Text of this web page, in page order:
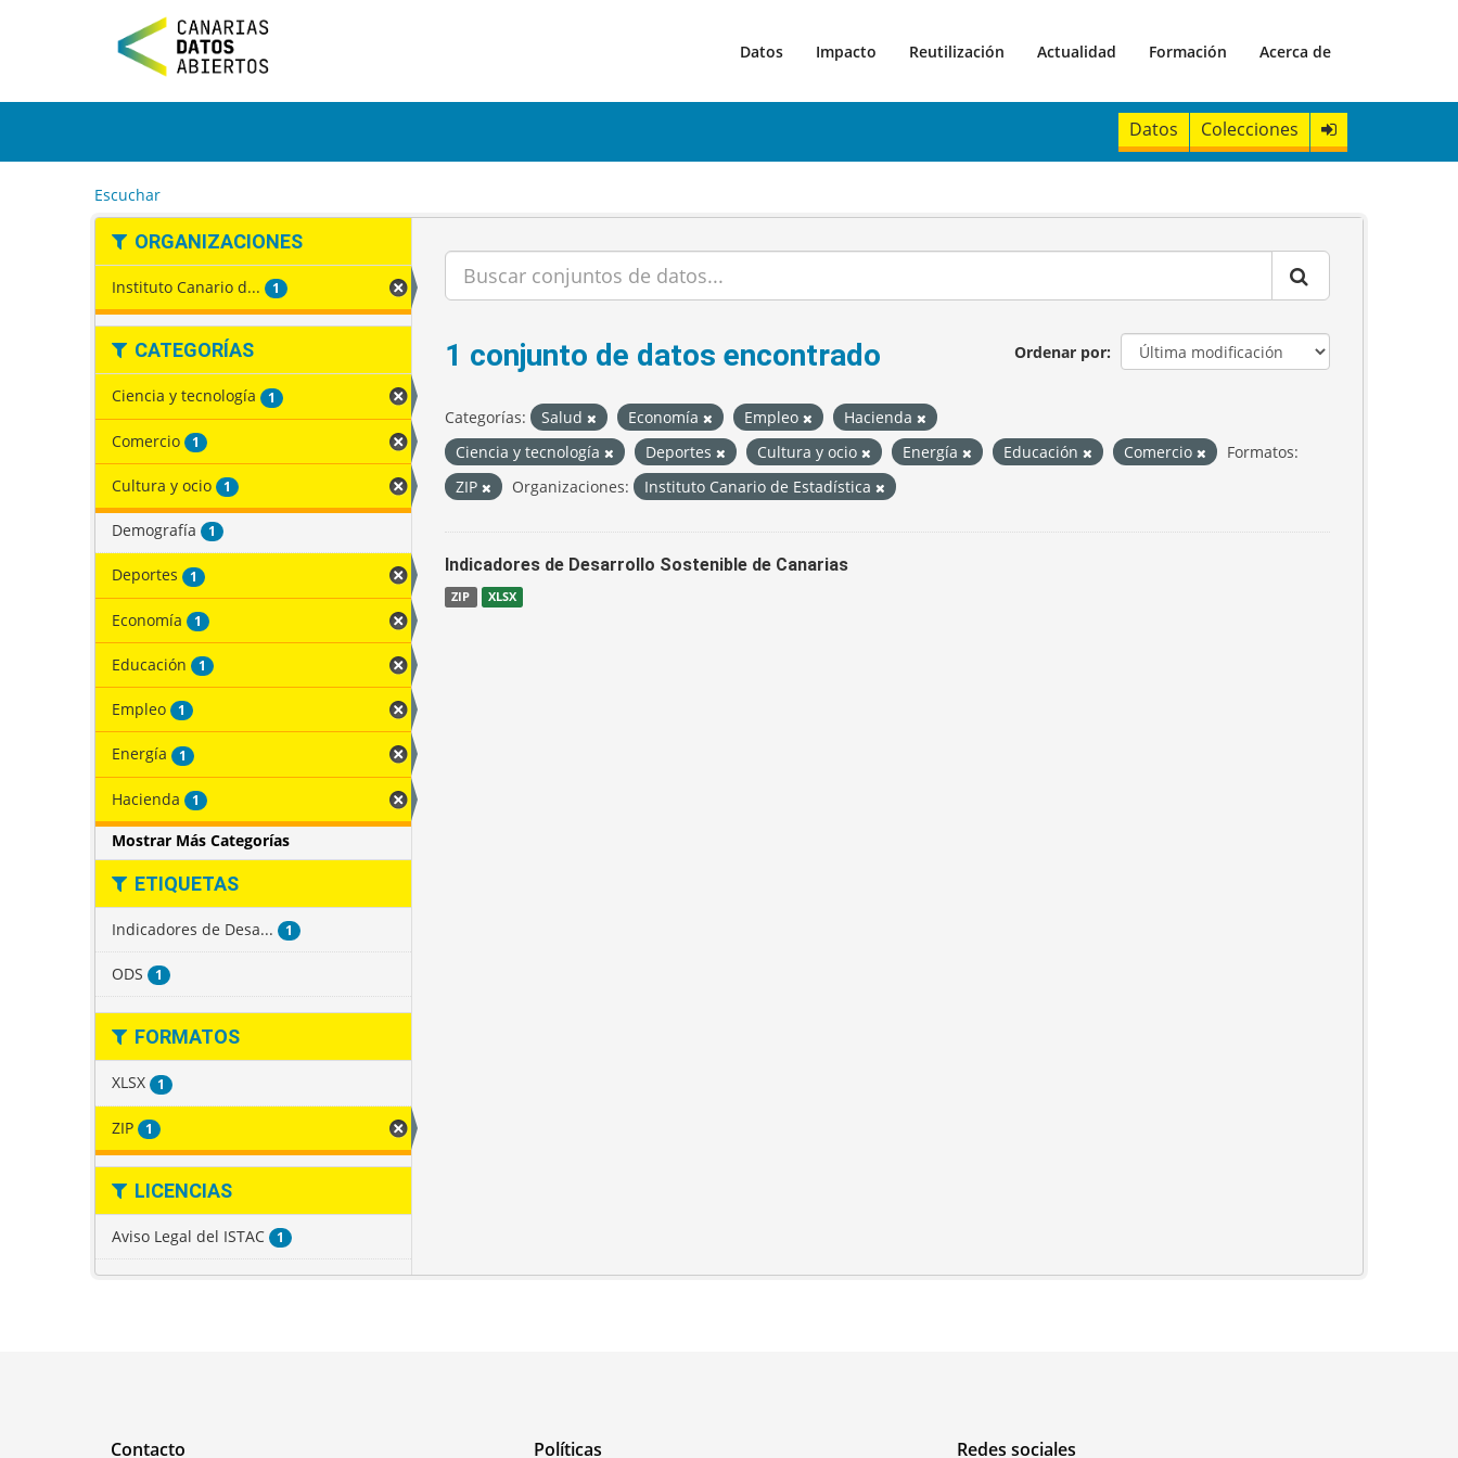
t
Datos Impacto Reutilización Actualidad Formación Acerca de
Datos Colecciones
Escuchar
ORGANIZACIONES
Instituto Canario d... 1
CATEGORÍAS
Ciencia y tecnología 1
Comercio 1
Cultura y ocio 1
Demografía 1
Deportes 1
Economía 1
Educación 1
Empleo 1
Energía 1
Hacienda 1
Mostrar Más Categorías
ETIQUETAS
Indicadores de Desa... 1
ODS 1
FORMATOS
XLSX 1
ZIP 1
LICENCIAS
Aviso Legal del ISTAC 1
Ordenar por
1 conjunto de datos encontrado
Categorías: Salud Economía Empleo
Hacienda
Ciencia y tecnología
Deportes Cultura y ocio Energía Educación Comercio
Formatos:
ZIP
Organizaciones: Instituto Canario de Estadística
Indicadores de Desarrollo Sostenible de Canarias
ZIP XLSX
Contacto Políticas Redes sociales